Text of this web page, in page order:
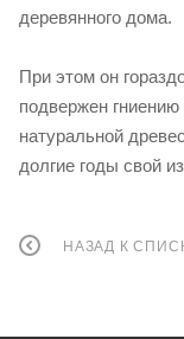
деревянного дома.
При этом он
подвержен
натуральной
долгие годы свой
НАЗАД К